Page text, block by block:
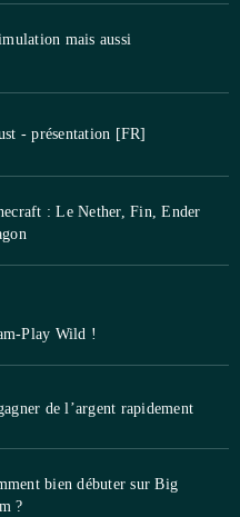
mais aussi
- présentation [FR]
: Le Nether, Fin, Ender
Play Wild !
de l’argent rapidement
bien débuter sur Big
?